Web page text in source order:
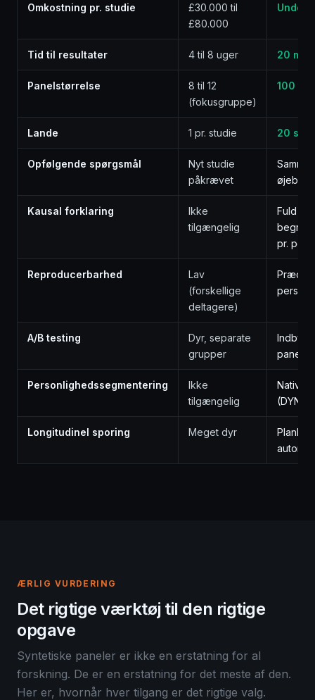
Omkostning pr. studie
£30.000 til
£80.000
Under
Tid til resultater 4 til 8 uger 20
Panelstørrelse
8 til 12
(fokusgruppe)
100 til
Lande 1 pr. studie 20
Opfølgende spørgsmål
Nyt studie
påkrævet
Samme
Kausal forklaring
Ikke
tilgængelig
Fuld
pr.
Reproducerbarhed
Lav
(forskellige
deltagere)
Præcis
A/B testing
Dyr, separate
grupper
panel
Personlighedssegmentering
Ikke
tilgængelig
Native
Longitudinel sporing Meget dyr
ÆRLIG VURDERING
Det rigtige værktøj til den rigtige
opgave
Syntetiske paneler er ikke en erstatning for al
forskning. De er en erstatning for det meste af den.
Her er, hvornår hver tilgang er det rigtige valg.